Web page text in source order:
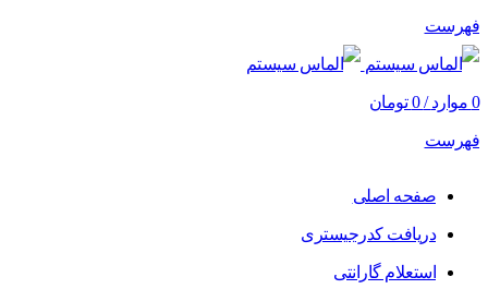
فهرست
0 موارد /
0 تومان
فهرست
صفحه اصلی
دریافت کدرجیستری
استعلام گارانتی